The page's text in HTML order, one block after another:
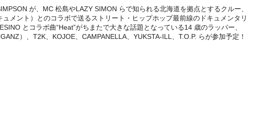
が、MC 松島やLAZY SIMON らで知られる北海道を拠点とするクルー、
メント）とのコラボで送るストリート・ヒップホップ最前線のドキュメンタリ
とコラボ曲“Heat”がちまたで大きな話題となっている14 歳のラッパー、
）、T2K、KOJOE、CAMPANELLA、YUKSTA-ILL、T.O.P. らが参加予定！